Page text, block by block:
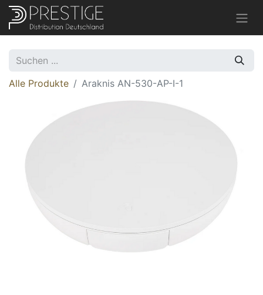
Alle Produkte Araknis AN-530-AP-I-1